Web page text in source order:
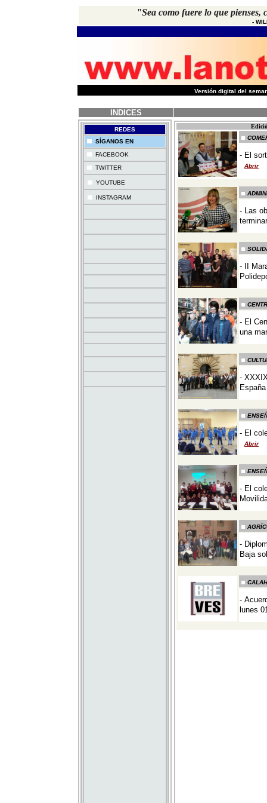
"Sea como fuere lo que
-
Versión digital del
INDICES